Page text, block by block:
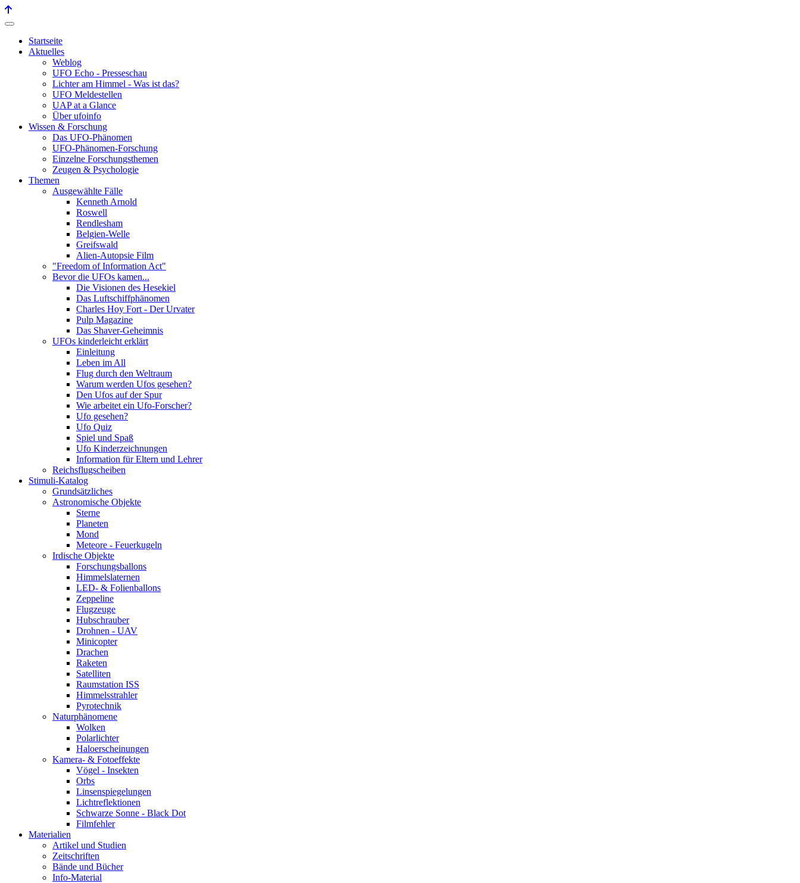
Startseite
Aktuelles
Weblog
UFO Echo - Presseschau
Lichter am Himmel - Was ist das?
UFO Meldestellen
UAP at a Glance
Über ufoinfo
Wissen & Forschung
Das UFO-Phänomen
UFO-Phänomen-Forschung
Einzelne Forschungsthemen
Zeugen & Psychologie
Themen
Ausgewählte Fälle
Kenneth Arnold
Roswell
Rendlesham
Belgien-Welle
Greifswald
Alien-Autopsie Film
"Freedom of Information Act"
Bevor die UFOs kamen...
Die Visionen des Hesekiel
Das Luftschiffphänomen
Charles Hoy Fort - Der Urvater
Pulp Magazine
Das Shaver-Geheimnis
UFOs kinderleicht erklärt
Einleitung
Leben im All
Flug durch den Weltraum
Warum werden Ufos gesehen?
Den Ufos auf der Spur
Wie arbeitet ein Ufo-Forscher?
Ufo gesehen?
Ufo Quiz
Spiel und Spaß
Ufo Kinderzeichnungen
Information für Eltern und Lehrer
Reichsflugscheiben
Stimuli-Katalog
Grundsätzliches
Astronomische Objekte
Sterne
Planeten
Mond
Meteore - Feuerkugeln
Irdische Objekte
Forschungsballons
Himmelslaternen
LED- & Folienballons
Zeppeline
Flugzeuge
Hubschrauber
Drohnen - UAV
Minicopter
Drachen
Raketen
Satelliten
Raumstation ISS
Himmelsstrahler
Pyrotechnik
Naturphänomene
Wolken
Polarlichter
Haloerscheinungen
Kamera- & Fotoeffekte
Vögel - Insekten
Orbs
Linsenspiegelungen
Lichtreflektionen
Schwarze Sonne - Black Dot
Filmfehler
Materialien
Artikel und Studien
Zeitschriften
Bände und Bücher
Info-Material